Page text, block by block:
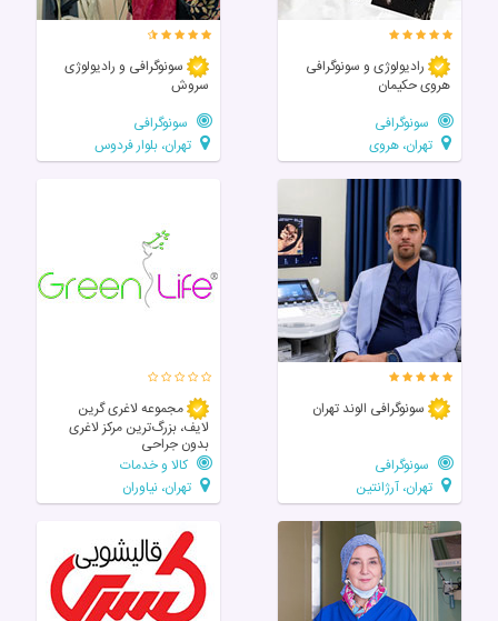
رادیولوژی و سونوگرافی
هروی حکیمان
سونوگرافی
تهران، هروی
سونوگرافی و رادیولوژی
سروش
سونوگرافی
تهران، بلوار فردوس
سونوگرافی الوند تهران
سونوگرافی
تهران، آرژانتین
مجموعه لاغری گرین
لایف، بزرگ‌ترین مرکز لاغری
بدون جراحی
کالا و خدمات
تهران، نیاوران